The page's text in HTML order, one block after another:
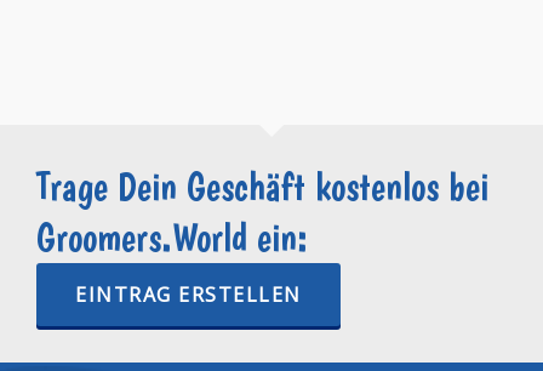
Trage Dein Geschäft kostenlos bei
Groomers.World ein:
EINTRAG ERSTELLEN